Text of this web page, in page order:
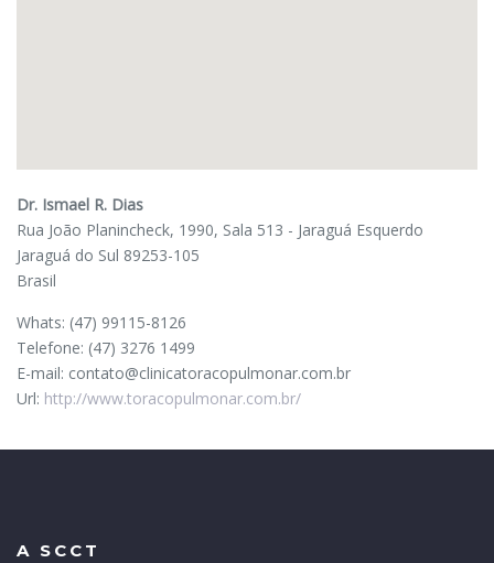
Dr. Ismael R. Dias
Rua João Planincheck, 1990, Sala 513 - Jaraguá Esquerdo
Jaraguá do Sul 89253-105
Brasil
Whats: (47) 99115-8126
Telefone: (47) 3276 1499
E-mail: contato@clinicatoracopulmonar.com.br
Url: http://www.toracopulmonar.com.br/
A SCCT